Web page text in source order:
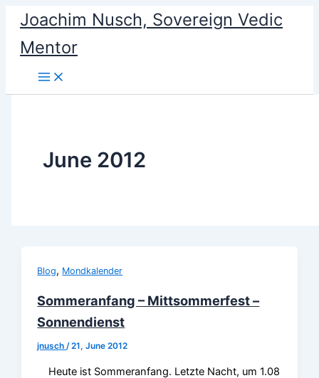
content
Joachim Nusch, Sovereign Vedic
Mentor
June 2012
Blog, Mondkalender
Sommeranfang – Mittsommerfest –
Sonnendienst
jnusch/21, June 2012
Heute ist Sommeranfang. Letzte Nacht, um 1.08